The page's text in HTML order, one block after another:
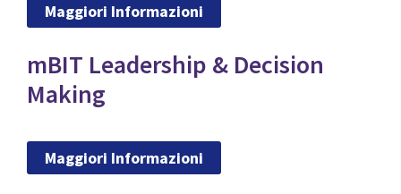
Maggiori Informazioni
mBIT Leadership & Decision
Making
Maggiori Informazioni